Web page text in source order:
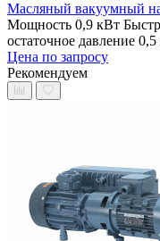
Масляный вакуумный
Мощность 0,9 кВт
остаточное давление
Цена по запросу
Рекомендуем